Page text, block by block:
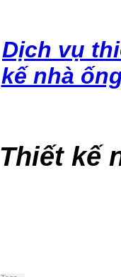
Dịch vụ
kế nhà
Thiết kế